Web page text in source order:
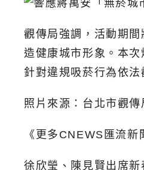
觀傳局強調，活動期
造健康城市形象。本
針對違規吸菸行為依法
照片來源：台北市觀傳
《更多CNEWS匯流新
徐欣瑩、陳見賢出席